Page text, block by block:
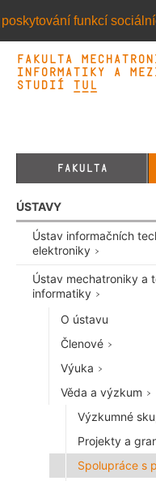
funkcí
Fakulta
informatiky a
studií TUL&
FAKULTA
ÚSTAVY
Ústav informačních
elektroniky
Ústav mechatroniky a
informatiky
O ústavu
Členové
Výuka
Věda a výzkum
Výzkumné
Projekty a
Spolupráce s